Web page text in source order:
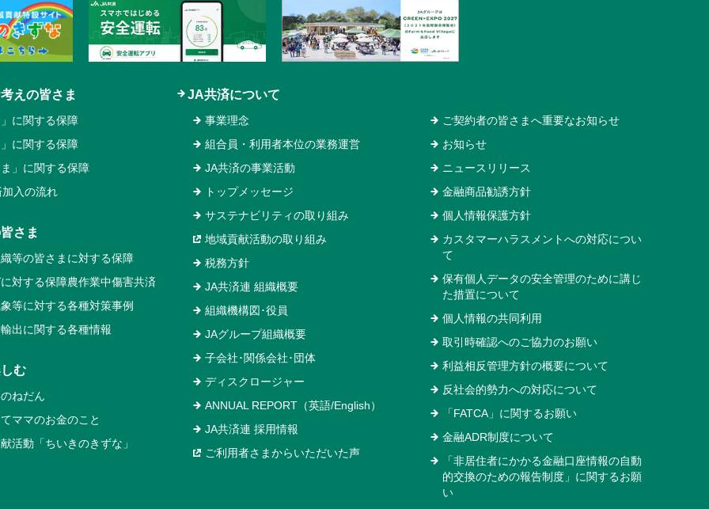
えの皆さま
に関する保障
に関する保障
」に関する保障
入の流れ
さま
等の皆さまに対する保障
対する保障農作業中傷害共済
等に対する各種対策事例
出に関する各種情報
む
ねだん
ママのお金のこと
活動「ちいきのきずな」
JA共済について
事業理念
組合員・利用者本位の業務運営
JA共済の事業活動
トップメッセージ
サステナビリティの取り組み
地域貢献活動の取り組み
税務方針
JA共済連 組織概要
組織機構図･役員
JAグループ組織概要
子会社･関係会社･団体
ディスクロージャー
ANNUAL REPORT（英語/English）
JA共済連 採用情報
ご利用者さまからいただいた声
ご契約者の皆さまへ重要なお知らせ
お知らせ
ニュースリリース
金融商品勧誘方針
個人情報保護方針
カスタマーハラスメントへの対応につい
て
保有個人データの安全管理のために講じ
た措置について
個人情報の共同利用
取引時確認へのご協力のお願い
利益相反管理方針の概要について
反社会的勢力への対応について
「FATCA」に関するお願い
金融ADR制度について
「非居住者にかかる金融口座情報の自動
的交換のための報告制度」に関するお願
い